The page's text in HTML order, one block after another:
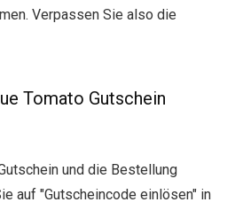
Verpassen Sie also die
Tomato Gutschein
und die Bestellung
auf "Gutscheincode einlösen" in